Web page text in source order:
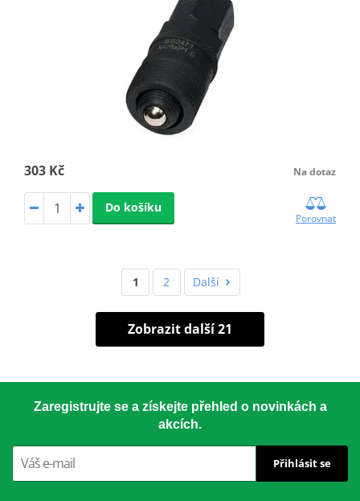
303 Kč Na dotaz
Do košíku
Porovnat
1 2 Další
Zobrazit další 21
Zaregistrujte se a získejte přehled o novinkách a
akcích.
Přihlásit se